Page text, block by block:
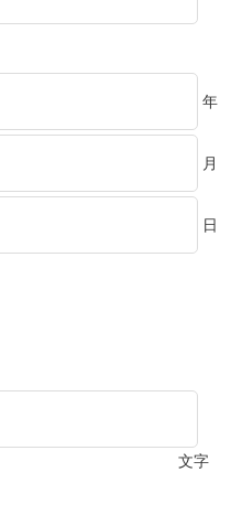
入力をお願いします。
容をご入力いただくとスム
時調整させていただきま
に関わりたいという想い」
年
月
日
文字